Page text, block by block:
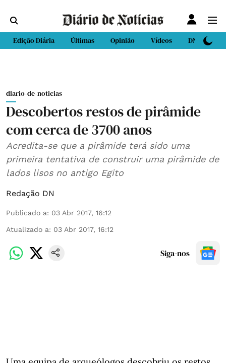
Edição Diária Últimas Opinião Vídeos DN Sport
diario-de-noticias
Descobertos restos de pirâmide
com cerca de 3700 anos
Acredita-se que a pirâmide terá sido uma
primeira tentativa de construir uma pirâmide de
lados lisos no antigo Egito
Redação DN
Publicado a: 03 Abr 2017, 16:12
Atualizado a: 03 Abr 2017, 16:12
Siga-nos